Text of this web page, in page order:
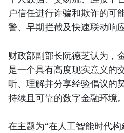
户信任进行诈骗和欺诈的可
警、早期拦截及快速联动响
财政部副部长阮德芝认为，
是一个具有高度现实意义的
听、理解并分享经验倡议的
持续且可靠的数字金融环境。
在主题为“在人工智能时代